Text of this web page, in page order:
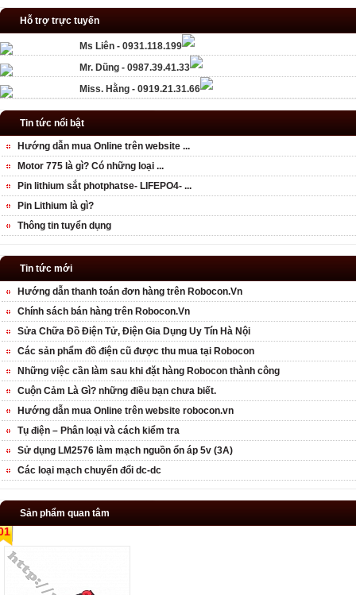
Hỗ trợ trực tuyến
Ms Liên - 0931.118.199
Mr. Dũng - 0987.39.41.33
Miss. Hằng - 0919.21.31.66
Tin tức nổi bật
Hướng dẫn mua Online trên website ...
Motor 775 là gì? Có những loại ...
Pin lithium sắt photphatse- LIFEPO4- ...
Pin Lithium là gì?
Thông tin tuyển dụng
Tin tức mới
Hướng dẫn thanh toán đơn hàng trên Robocon.Vn
Chính sách bán hàng trên Robocon.Vn
Sửa Chữa Đồ Điện Tử, Điện Gia Dụng Uy Tín Hà Nội
Các sản phẩm đồ điện cũ được thu mua tại Robocon
Những việc cần làm sau khi đặt hàng Robocon thành công
Cuộn Cảm Là Gì? những điều bạn chưa biết.
Hướng dẫn mua Online trên website robocon.vn
Tụ điện – Phân loại và cách kiểm tra
Sử dụng LM2576 làm mạch nguồn ổn áp 5v (3A)
Các loại mạch chuyển đổi dc-dc
Sản phẩm quan tâm